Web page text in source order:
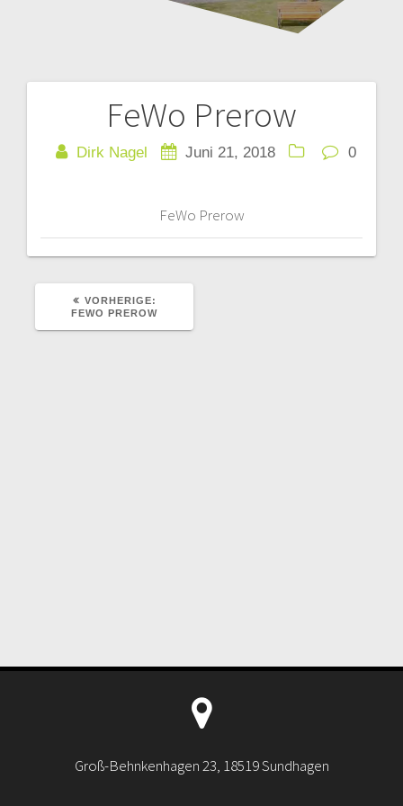
FeWo Prerow
Dirk Nagel Juni 21, 2018 0
FeWo Prerow
Beitragsnavigation
VORHERIGE:
BEITRAG:
FEWO PREROW
Groß-Behnkenhagen 23, 18519 Sundhagen